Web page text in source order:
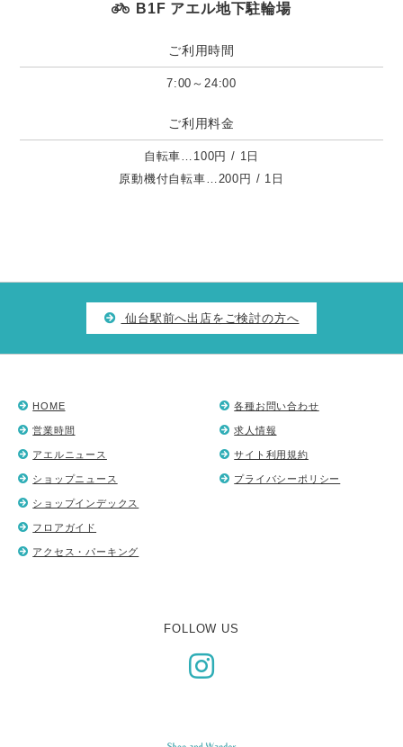
B1F アエル地下駐輪場
ご利用時間
7:00～24:00
ご利用料金
自転車…100円 / 1日
原動機付自転車…200円 / 1日
仙台駅前へ出店をご検討の方へ
HOME
営業時間
アエルニュース
ショップニュース
ショップインデックス
フロアガイド
アクセス・パーキング
各種お問い合わせ
求人情報
サイト利用規約
プライバシーポリシー
FOLLOW US